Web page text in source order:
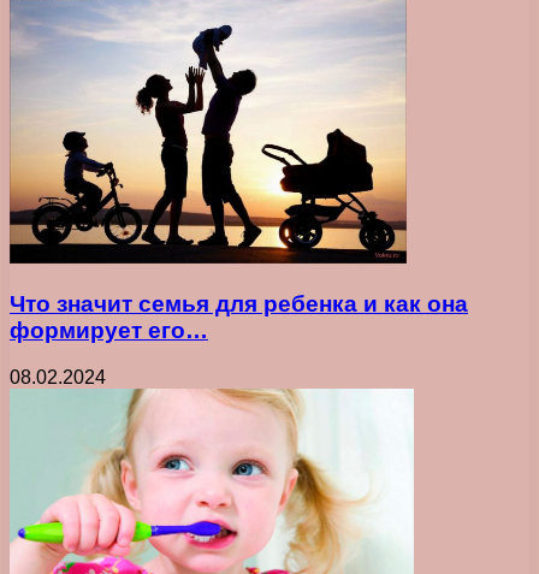
Что значит семья для ребенка и как она
формирует его…
08.02.2024